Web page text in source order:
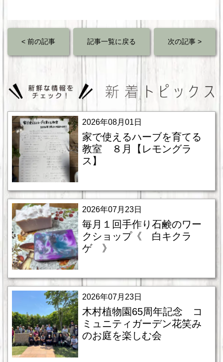
< 前の記事 記事一覧に戻る 次の記事 >
2026年08月01日
家で使えるハーブを育てる
教室 ８月【レモングラ
ス】
2026年07月23日
毎月１回手作り石鹸のワー
クショップ《 白キクラ
ゲ 》
2026年07月23日
木村植物園65周年記念 コ
ミュニティガーデン花笑み
のお庭を楽しむ会